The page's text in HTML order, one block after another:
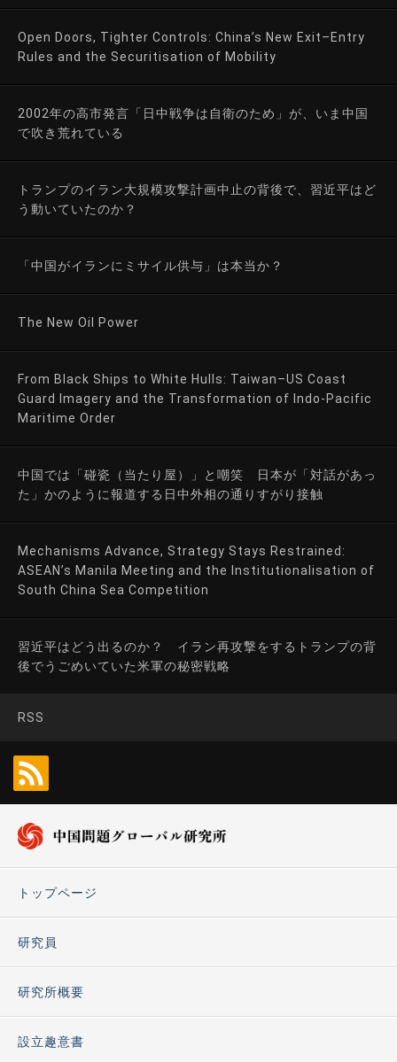
Open Doors, Tighter Controls: China’s New Exit–Entry
Rules and the Securitisation of Mobility
2002年の高市発言「日中戦争は自衛のため」が、いま中国
で吹き荒れている
トランプのイラン大規模攻撃計画中止の背後で、習近平はど
う動いていたのか？
「中国がイランにミサイル供与」は本当か？
The New Oil Power
From Black Ships to White Hulls: Taiwan–US Coast
Guard Imagery and the Transformation of Indo-Pacific
Maritime Order
中国では「碰瓷（当たり屋）」と嘲笑 日本が「対話があっ
た」かのように報道する日中外相の通りすがり接触
Mechanisms Advance, Strategy Stays Restrained:
ASEAN’s Manila Meeting and the Institutionalisation of
South China Sea Competition
習近平はどう出るのか？ イラン再攻撃をするトランプの背
後でうごめいていた米軍の秘密戦略
RSS
トップページ
研究員
研究所概要
設立趣意書